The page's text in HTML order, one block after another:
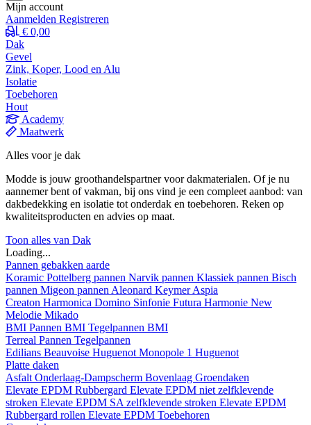
Mijn account
Aanmelden Registreren
€ 0,00
Dak
Gevel
Zink, Koper, Lood en Alu
Isolatie
Toebehoren
Hout
Academy
Maatwerk
Alles voor je dak
Modde is jouw groothandelspartner voor dakmaterialen. Of je nu
aannemer bent of vakman, bij ons vind je een compleet aanbod: van
dakbedekking en isolatie tot onderdak en toebehoren. Reken op
kwaliteitsproducten en advies op maat.
Toon alles van Dak
Loading...
Pannen gebakken aarde
Koramic Pottelberg pannen Narvik pannen Klassiek pannen Bisch
pannen Migeon pannen Aleonard KeymerAspia
Creaton Harmonica Domino Sinfonie Futura Harmonie New
Melodie Mikado
BMI Pannen BMI Tegelpannen BMI
Terreal Pannen Tegelpannen
Edilians Beauvoise Huguenot Monopole 1 Huguenot
Platte daken
Asfalt Onderlaag-Dampscherm Bovenlaag Groendaken
Elevate EPDM Rubbergard Elevate EPDM niet zelfklevende
stroken Elevate EPDM SA zelfklevende stroken Elevate EPDM
Rubbergard rollen Elevate EPDM Toebehoren